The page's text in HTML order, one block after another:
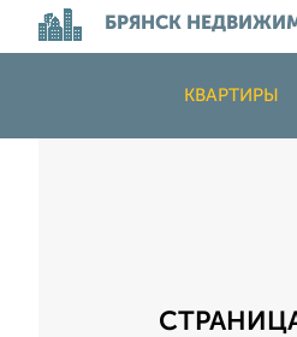
БРЯНСК
КВАРТИРЫ